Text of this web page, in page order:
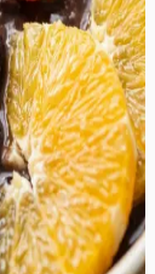
alatoonid
luues
ka kõige
värsked
ja
liha
toitvat,
köögi pika
juba varakult